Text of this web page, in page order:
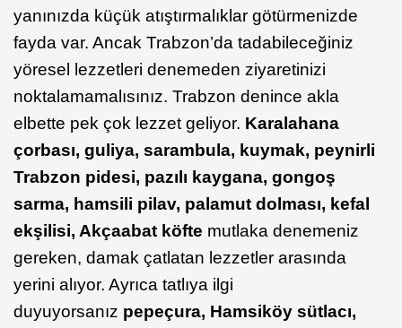
yanınızda küçük atıştırmalıklar götürmenizde
fayda var. Ancak Trabzon’da tadabileceğiniz
yöresel lezzetleri denemeden ziyaretinizi
noktalamamalısınız. Trabzon denince akla
elbette pek çok lezzet geliyor. Karalahana
çorbası, guliya, sarambula, kuymak, peynirli
Trabzon pidesi, pazılı kaygana, gongoş
sarma, hamsili pilav, palamut dolması, kefal
ekşilisi, Akçaabat köfte mutlaka denemeniz
gereken, damak çatlatan lezzetler arasında
yerini alıyor. Ayrıca tatlıya ilgi
duyuyorsanız pepeçura, Hamsiköy sütlacı,